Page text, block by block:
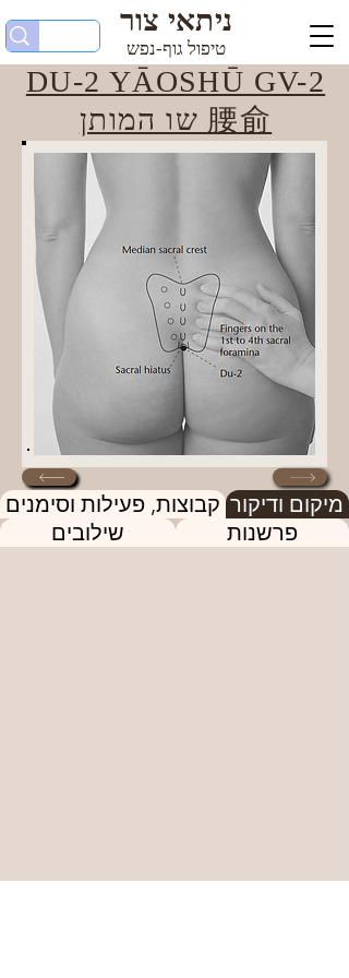
ניתאי צור
טיפול גוף-נפש
DU-2 YĀOSHŪ GV-2
שו המותן 腰俞
מיקום ודיקור קבוצות, פעילות וסימנים
פרשנות
שילובים